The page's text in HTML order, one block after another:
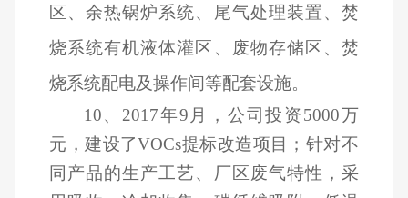
区、余热锅炉系统、尾气处理装置、焚
烧系统有机液体灌区、废物存储区、焚
烧系统配电及操作间等配套设施。
10、2017年9月，公司投资5000万
元，建设了VOCs提标改造项目；针对不
同产品的生产工艺、厂区废气特性，采